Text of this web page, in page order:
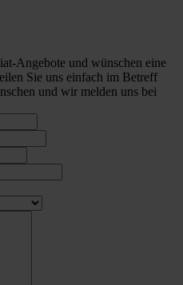
Angebote und wünschen eine
Sie uns einfach im Betreff
und wir melden uns bei